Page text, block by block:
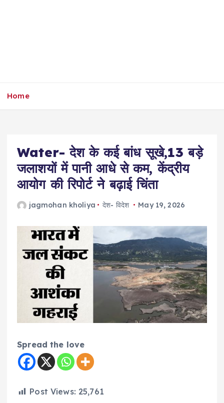
Home
Water- देश के कई बांध सूखे,13 बड़े
जलाशयों में पानी आधे से कम, केंद्रीय
आयोग की रिपोर्ट ने बढ़ाई चिंता
jagmohan kholiya देश- विदेश May 19, 2026
Spread the love
Post Views: 25,761